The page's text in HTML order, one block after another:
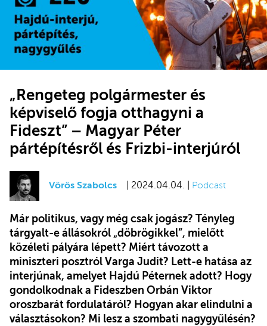
„Rengeteg polgármester és
képviselő fogja otthagyni a
Fideszt” – Magyar Péter
pártépítésről és Frizbi-interjúról
Vörös Szabolcs | 2024.04.04. | Podcast
Már politikus, vagy még csak jogász? Tényleg
tárgyalt-e állásokról „döbrögikkel”, mielőtt
közéleti pályára lépett? Miért távozott a
miniszteri posztról Varga Judit? Lett-e hatása az
interjúnak, amelyet Hajdú Péternek adott? Hogy
gondolkodnak a Fideszben Orbán Viktor
oroszbarát fordulatáról? Hogyan akar elindulni a
választásokon? Mi lesz a szombati nagygyűlésén?